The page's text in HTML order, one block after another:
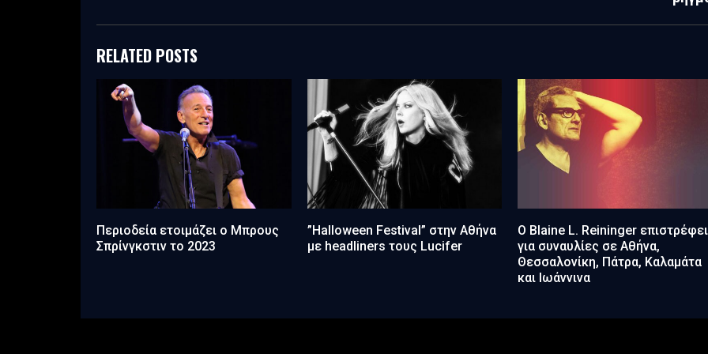
RELATED POSTS
Περιοδεία ετοιμάζει ο Μπρους
Σπρίνγκστιν το 2023
”Halloween Festival” στην Αθήνα
με headliners τους Lucifer
Ο Blaine L. Reininger επιστρέφει
για συναυλίες σε Αθήνα,
Θεσσαλονίκη, Πάτρα, Καλαμάτα
και Ιωάννινα